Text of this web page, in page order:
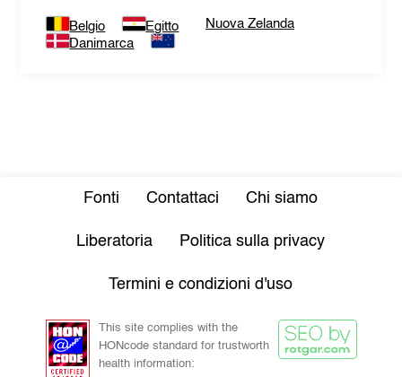
Belgio
Egitto
Danimarca
Nuova Zelanda
Fonti Contattaci Chi siamo
Liberatoria Politica sulla privacy
Termini e condizioni d'uso
This site complies with the
HONcode standard for trustworth
health information: